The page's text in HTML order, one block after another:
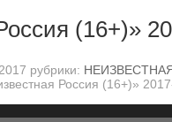
(16+)»
рубрики:
Россия (16+)»